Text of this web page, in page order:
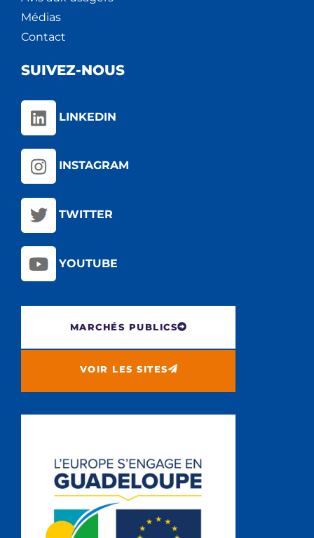
Médias
Contact
SUIVEZ-NOUS
LINKEDIN
INSTAGRAM
TWITTER
YOUTUBE
MARCHÉS PUBLICS
VOIR LES SITES